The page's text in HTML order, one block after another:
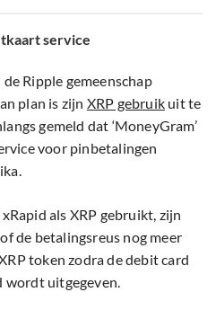
service
Ripple gemeenschap
plan is zijn XRP gebruik uit te
gemeld dat ‘MoneyGram’
voor pinbetalingen
als XRP gebruikt, zijn
de betalingsreus nog meer
token zodra de debit card
wordt uitgegeven.